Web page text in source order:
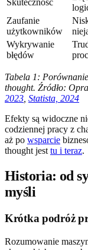
Skuteczność
Zaufanie
użytkowników
Wykrywanie
błędów
Tabela 1:
thought. Źródło:
2023 Statista, 2024
Efekty są widoczne
codziennej pracy z
aż po wsparcie
thought jest tu i teraz.
Historia: od
myśli
Krótka podróż
Rozumowanie